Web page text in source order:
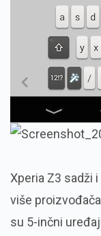
Xperia Z3 sadži
više
su 5-inčni